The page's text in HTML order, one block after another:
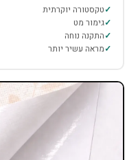
טקסטורה יוקרתית
גימור מט
התקנה נוחה
מראה עשיר יותר